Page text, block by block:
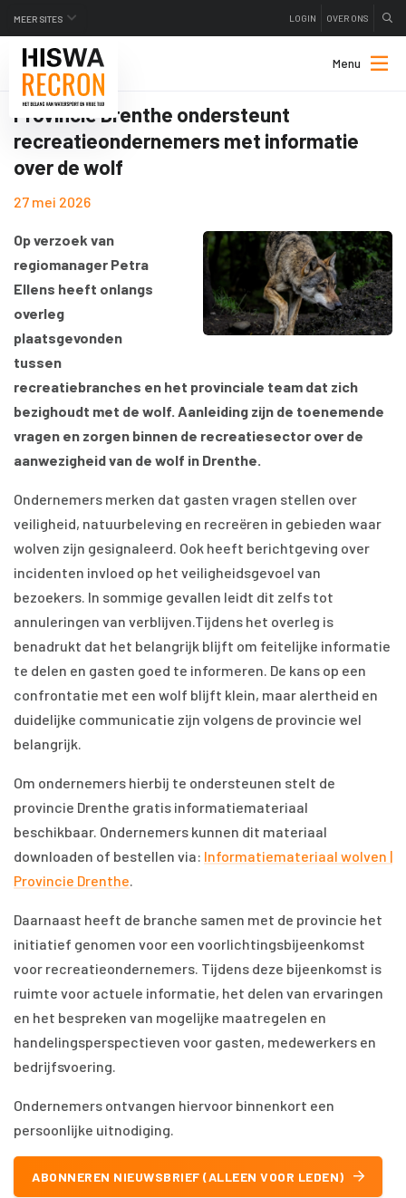
MEER SITES LOGIN OVER ONS
Menu
Provincie Drenthe ondersteunt
recreatieondernemers met informatie
over de wolf
27 mei 2026
Op verzoek van
regiomanager Petra
Ellens heeft onlangs
overleg
plaatsgevonden
tussen
recreatiebranches en het provinciale team dat zich
bezighoudt met de wolf. Aanleiding zijn de toenemende
vragen en zorgen binnen de recreatiesector over de
aanwezigheid van de wolf in Drenthe.
Ondernemers merken dat gasten vragen stellen over
veiligheid, natuurbeleving en recreëren in gebieden waar
wolven zijn gesignaleerd. Ook heeft berichtgeving over
incidenten invloed op het veiligheidsgevoel van
bezoekers. In sommige gevallen leidt dit zelfs tot
annuleringen van verblijven.Tijdens het overleg is
benadrukt dat het belangrijk blijft om feitelijke informatie
te delen en gasten goed te informeren. De kans op een
confrontatie met een wolf blijft klein, maar alertheid en
duidelijke communicatie zijn volgens de provincie wel
belangrijk.
Om ondernemers hierbij te ondersteunen stelt de
provincie Drenthe gratis informatiemateriaal
beschikbaar. Ondernemers kunnen dit materiaal
downloaden of bestellen via: Informatiemateriaal wolven |
Provincie Drenthe.
Daarnaast heeft de branche samen met de provincie het
initiatief genomen voor een voorlichtingsbijeenkomst
voor recreatieondernemers. Tijdens deze bijeenkomst is
ruimte voor actuele informatie, het delen van ervaringen
en het bespreken van mogelijke maatregelen en
handelingsperspectieven voor gasten, medewerkers en
bedrijfsvoering.
Ondernemers ontvangen hiervoor binnenkort een
persoonlijke uitnodiging.
ABONNEREN NIEUWSBRIEF (ALLEEN VOOR LEDEN)